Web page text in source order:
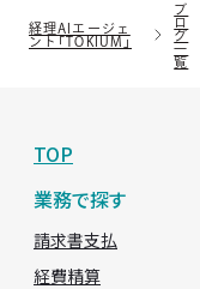
経理AIエージェ
ント「TOKIUM」
ブ
ロ
グ
一
覧
TOP
業務で探す
請求書支払
経費精算